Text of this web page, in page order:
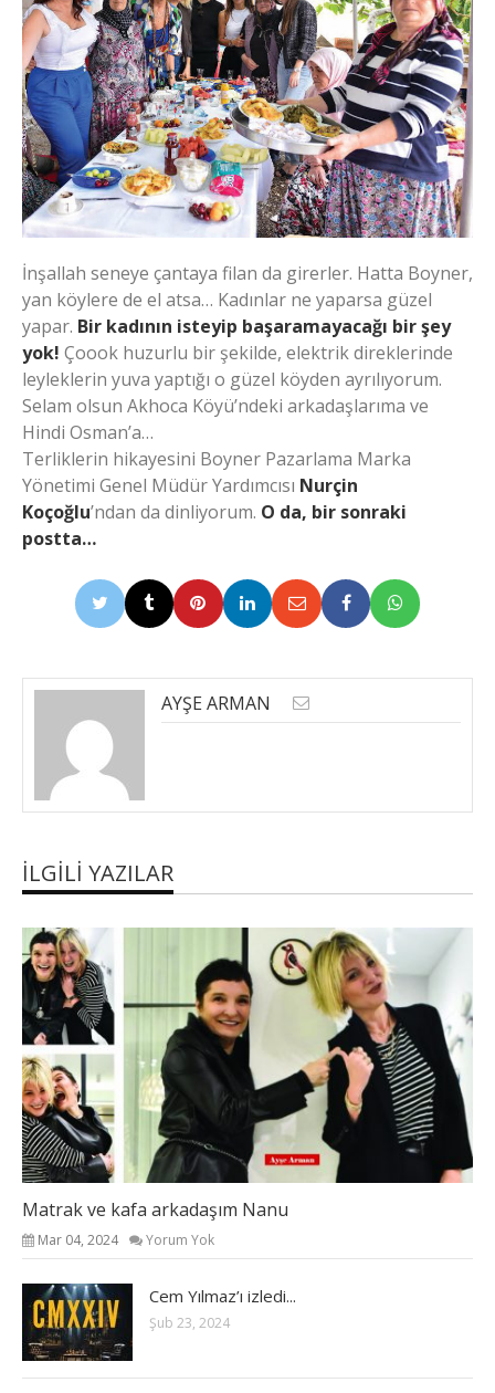
İnşallah seneye çantaya filan da girerler. Hatta Boyner,
yan köylere de el atsa… Kadınlar ne yaparsa güzel
yapar. Bir kadının isteyip başaramayacağı bir şey
yok! Çoook huzurlu bir şekilde, elektrik direklerinde
leyleklerin yuva yaptığı o güzel köyden ayrılıyorum.
Selam olsun Akhoca Köyü’ndeki arkadaşlarıma ve
Hindi Osman’a…
Terliklerin hikayesini Boyner Pazarlama Marka
Yönetimi Genel Müdür Yardımcısı Nurçin
Koçoğlu’ndan da dinliyorum. O da, bir sonraki
postta…
AYŞE ARMAN
İLGILI YAZILAR
Matrak ve kafa arkadaşım Nanu
Mar 04, 2024 Yorum Yok
Cem Yılmaz’ı izledi...
Şub 23, 2024